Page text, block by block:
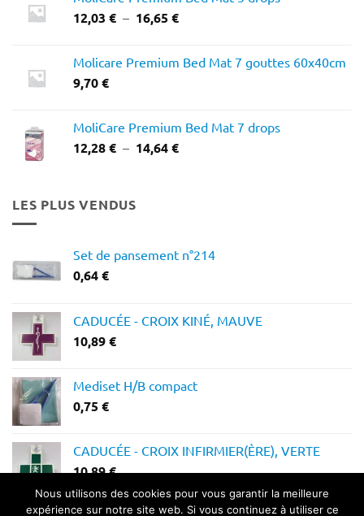
12,03 € – 16,65€Plage
12,03 €
Molicare Premium Bed Mat 7 gouttes 60x40cm
9,70€
MoliCare Premium Bed Mat 7 drops
12,28€ – 14,64€Plage
LES PLUS VENDUS
Set de pansement n°214
0,64€
CADUCÉE - CROIX KINÉ, MAUVE
10,89€
Mediset H/B compact
0,75€
CADUCÉE - CROIX INFIRMIER(ÈRE), VERTE
10,89€
Nous utilisons des cookies pour vous garantir la meilleure
expérience sur notre site web. Si vous continuez à utiliser ce